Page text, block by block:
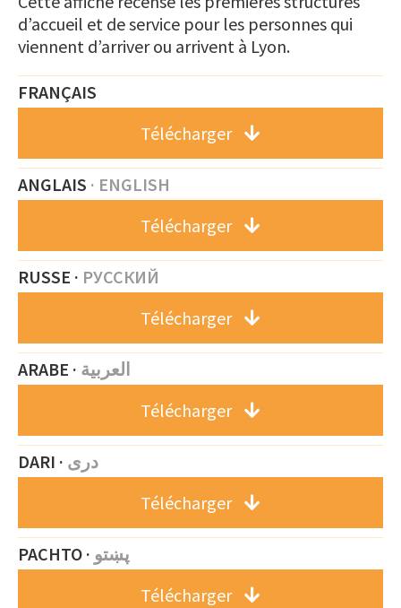
d’accueil et de service pour les personnes qui
viennent d’arriver ou arrivent à Lyon.
FRANÇAIS
Télécharger
ANGLAIS · ENGLISH
Télécharger
RUSSE · РУССКИЙ
Télécharger
ARABE · العربية
Télécharger
DARI · دری
Télécharger
PACHTO · پښتو
Télécharger